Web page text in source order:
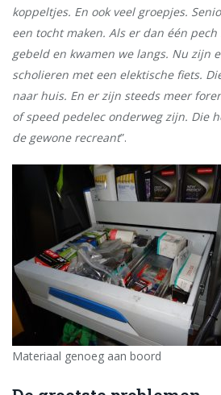
koppeltjes. En ook veel groepjes.
een tocht maken. Als er dan één
gebeld en kwamen we langs. Nu zijn
scholieren met een elektische fiets.
naar huis. En er zijn steeds meer
of speed pedelec onderweg zijn. Die
de gewone recreant”.
Materiaal genoeg aan boord